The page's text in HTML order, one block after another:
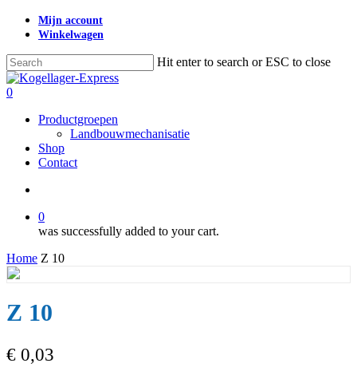
Skip
content
Mijn account
Winkelwagen
Hit enter to search or ESC to close
Close
Search
search
0
Productgroepen
Landbouwmechanisatie
Shop
Contact
0
was successfully added to your cart.
Home Z 10
Z 10
€ 0,03